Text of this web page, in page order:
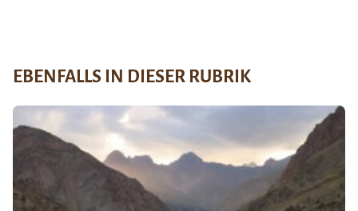
EBENFALLS IN DIESER RUBRIK